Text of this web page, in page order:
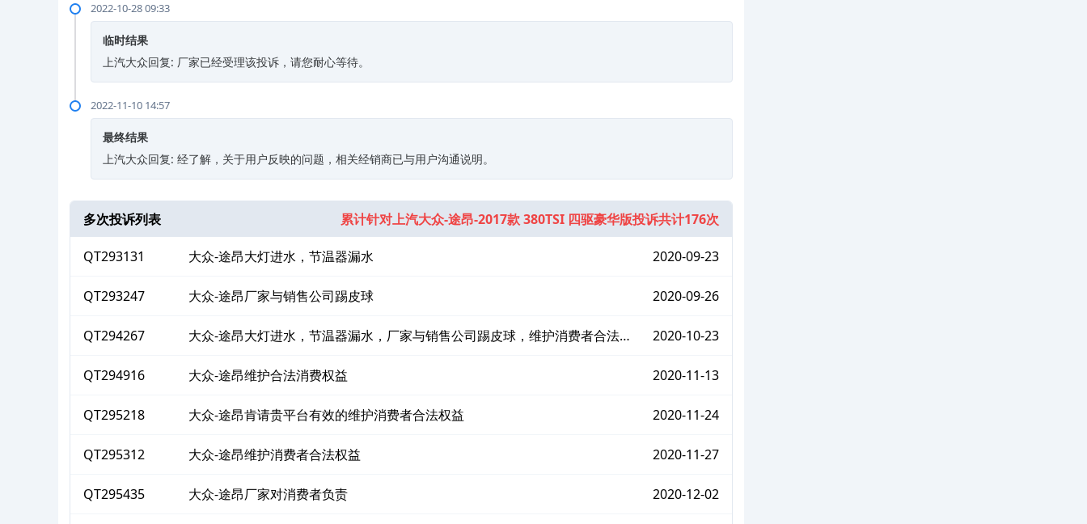
2022-10-28 09:33
临时结果
上汽大众回复: 厂家已经受理该投诉，请您耐心等待。
2022-11-10 14:57
最终结果
上汽大众回复: 经了解，关于用户反映的问题，相关经销商已与用户沟通说明。
多次投诉列表 累计针对上汽大众-途昂-2017款 380TSI 四驱豪华版投诉共计176次
QT293131 大众-途昂大灯进水，节温器漏水 2020-09-23
QT293247 大众-途昂厂家与销售公司踢皮球 2020-09-26
QT294267
大众-途昂大灯进水，节温器漏水，厂家与销售公司踢皮球，维护消费者合法权
2020-10-23
QT294916 大众-途昂维护合法消费权益 2020-11-13
QT295218 大众-途昂肯请贵平台有效的维护消费者合法权益 2020-11-24
QT295312 大众-途昂维护消费者合法权益 2020-11-27
QT295435 大众-途昂厂家对消费者负责 2020-12-02